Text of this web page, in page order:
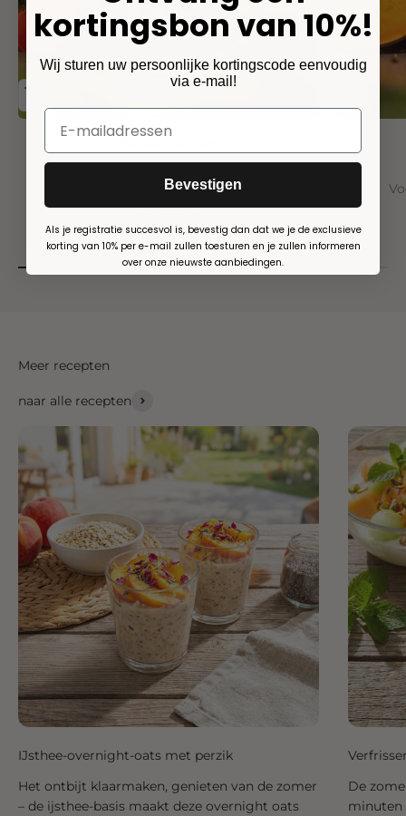
(176)
Avocado topping
Angebot
ab 5,90€
Meer recepten
naar alle recepten
IJsthee-overnight-oats met perzik
Het ontbijt klaarmaken, genieten van de zomer
– de ijsthee-basis maakt deze overnight oats
De
minuten
kortingsbon van 10%!
Wij sturen uw persoonlijke kortingscode eenvoudig
via e-mail!
Bevestigen
Als je registratie succesvol is, bevestig dan dat we je de exclusieve
korting van 10% per e-mail zullen toesturen en je zullen informeren
over onze nieuwste aanbiedingen.